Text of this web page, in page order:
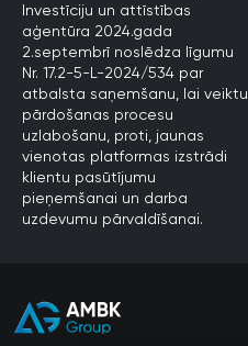
Investīciju un attīstības
aģentūra 2024.gada
2.septembrī noslēdza līgumu
Nr. 17.2-5-L-2024/534 par
atbalsta saņemšanu, lai veiktu
pārdošanas procesu
uzlabošanu, proti, jaunas
vienotas platformas izstrādi
klientu pasūtījumu
pieņemšanai un darba
uzdevumu pārvaldīšanai.